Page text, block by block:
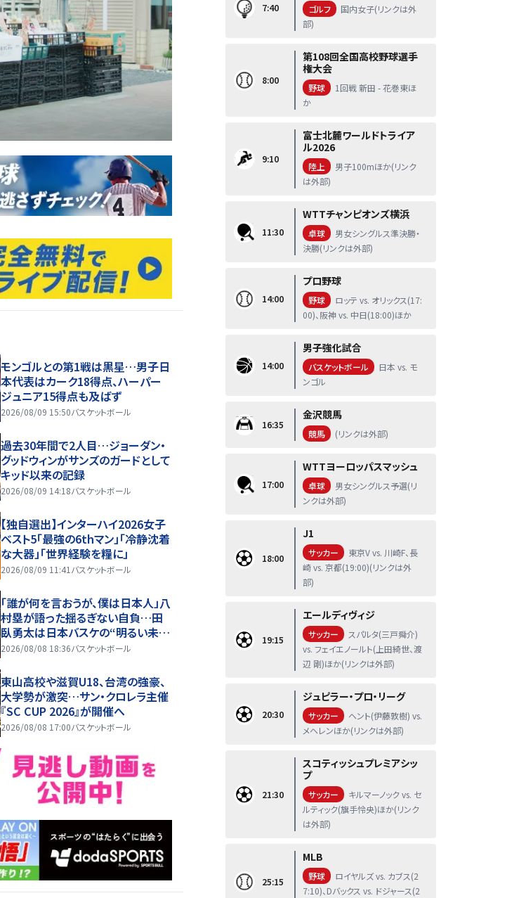
モンゴルとの第1戦は黒星…男子日
本代表はカーク18得点、ハーパー
ジュニア15得点も及ばず
2026/08/09 15:50バスケットボール
過去30年間で2人目…ジョーダン・
グッドウィンがサンズのガードとして
キッド以来の記録
2026/08/09 14:18バスケットボール
【独自選出】インターハイ2026女子
ベスト5「最強の6thマン」「冷静沈着
な大器」「世界経験を糧に」
2026/08/09 11:41 バスケットボール
「誰が何を言おうが、僕は日本人」八
村塁が語った揺るぎない自負…田
臥勇太は日本バスケの“明るい未
来”を確信
2026/08/08 18:36バスケットボール
東山高校や滋賀U18、台湾の強豪、
大学勢が激突…サン・クロレラ主催
『SC CUP 2026』が開催へ
2026/08/08 17:00バスケットボール
7:40 ゴルフ
国内女子(リンクは外
部)
8:00
第108回全国高校野球選手
権大会
野球
1回戦 新田 - 花巻東ほ
か
9:10
富士北麓ワールドトライア
ル2026
陸上
男子100mほか(リンク
は外部)
11:30
WTTチャンピオンズ横浜
卓球
男女シングルス準決勝・
決勝(リンクは外部)
14:00
プロ野球
野球
ロッテ vs. オリックス(17:
00)、阪神 vs. 中日(18:00)ほか
14:00
男子強化試合
バスケットボール
日本 vs. モ
ンゴル
16:35
金沢競馬
競馬 (リンクは外部)
17:00
WTTヨーロッパスマッシュ
卓球
男女シングルス予選(リ
ンクは外部)
18:00
J1
サッカー
東京V vs. 川崎F、長
崎 vs. 京都(19:00)(リンクは外
部)
19:15
エールディヴィジ
サッカー
スパルタ(三戸舜介)
vs. フェイエノールト(上田綺世、渡
辺 剛)ほか(リンクは外部)
20:30
ジュピラー・プロ・リーグ
サッカー
ヘント(伊藤敦樹) vs.
メヘレンほか(リンクは外部)
21:30
スコティッシュプレミアシッ
プ
サッカー
キルマーノック vs. セ
ルティック(旗手怜央)ほか(リンク
は外部)
25:15
MLB
野球
ロイヤルズ vs. カブス(2
7:10)、Dバックス vs. ドジャース(2